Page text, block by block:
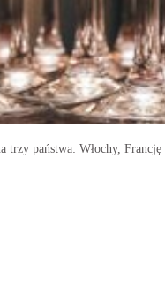
trzy państwa: Włochy,